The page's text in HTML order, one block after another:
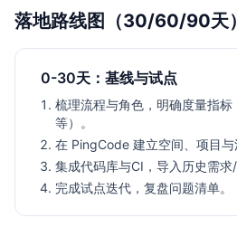
落地路线图（30/60/90天）
0-30天：基线与试点
梳理流程与角色，明确度量指标
等）。
在 PingCode 建立空间、项目与
集成代码库与CI，导入历史需求/
完成试点迭代，复盘问题清单。